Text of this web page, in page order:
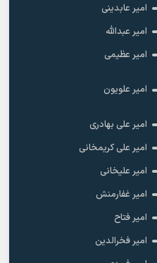
امیر عابدینی
امیر عبدالله
امیر عظیمی
امیر علویون
امیر علی بهادری
امیر علی کریمخانی
امیر علیخانی
امیر غفارمنش
امیر فتاح
امیر فخرالدین